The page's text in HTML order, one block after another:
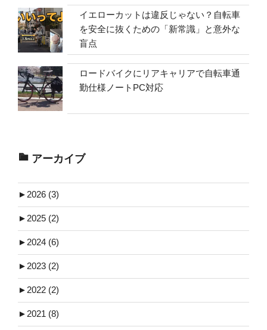
イエローカットは違反じゃない？自転車
を安全に抜くための「新常識」と意外な
盲点
ロードバイクにリアキャリアで自転車通
勤仕様ノートPC対応
アーカイブ
► 2026 (3)
► 2025 (2)
► 2024 (6)
► 2023 (2)
► 2022 (2)
► 2021 (8)